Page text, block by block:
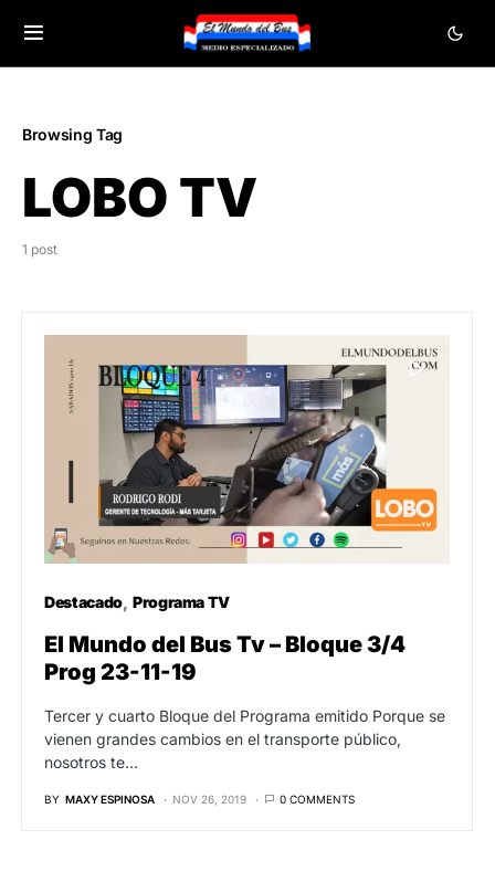
Browsing Tag
LOBO TV
1 post
Destacado Programa TV
El Mundo del Bus Tv – Bloque 3/4
Prog 23-11-19
Tercer y cuarto Bloque del Programa emitido Porque se
vienen grandes cambios en el transporte público,
nosotros te…
BY MAXY ESPINOSA NOV 26, 2019 0 COMMENTS